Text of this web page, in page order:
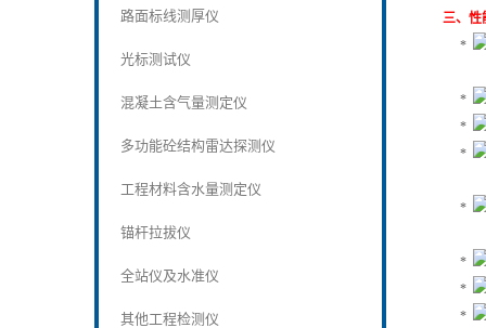
路面标线测厚仪
光标测试仪
混凝土含气量测定仪
多功能砼结构雷达探测仪
工程材料含水量测定仪
锚杆拉拔仪
全站仪及水准仪
其他工程检测仪
三、性